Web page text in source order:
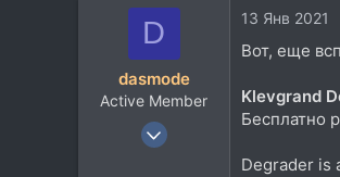
D
dasmode
Active Member
24 Окт 2020
13 Янв 2021
Вот, еще
Klevgrand
Бесплатно
Degrader is